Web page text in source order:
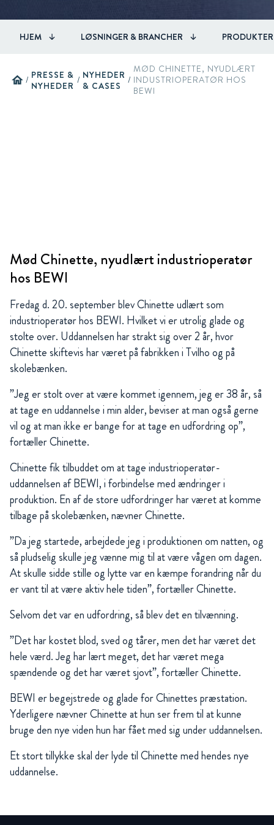
HJEM LØSNINGER & BRANCHER PRODUKTER
home / PRESSE &
NYHEDER / NYHEDER
& CASES
/
MØD CHINETTE, NYUDLÆRT
INDUSTRIOPERATØR HOS
BEWI
Mød Chinette, nyudlært industrioperatør
hos BEWI
Fredag d. 20. september blev Chinette udlært som
industrioperatør hos BEWI. Hvilket vi er utrolig glade og
stolte over. Uddannelsen har strakt sig over 2 år, hvor
Chinette skiftevis har været på fabrikken i Tvilho og på
skolebænken.
”Jeg er stolt over at være kommet igennem, jeg er 38 år, så
at tage en uddannelse i min alder, beviser at man også gerne
vil og at man ikke er bange for at tage en udfordring op”,
fortæller Chinette.
Chinette fik tilbuddet om at tage industrioperatør-
uddannelsen af BEWI, i forbindelse med ændringer i
produktion. En af de store udfordringer har været at komme
tilbage på skolebænken, nævner Chinette.
”Da jeg startede, arbejdede jeg i produktionen om natten, og
så pludselig skulle jeg vænne mig til at være vågen om dagen.
At skulle sidde stille og lytte var en kæmpe forandring når du
er vant til at være aktiv hele tiden”, fortæller Chinette.
Selvom det var en udfordring, så blev det en tilvænning.
”Det har kostet blod, sved og tårer, men det har været det
hele værd. Jeg har lært meget, det har været mega
spændende og det har været sjovt”, fortæller Chinette.
BEWI er begejstrede og glade for Chinettes præstation.
Yderligere nævner Chinette at hun ser frem til at kunne
bruge den nye viden hun har fået med sig under uddannelsen.
Et stort tillykke skal der lyde til Chinette med hendes nye
uddannelse.